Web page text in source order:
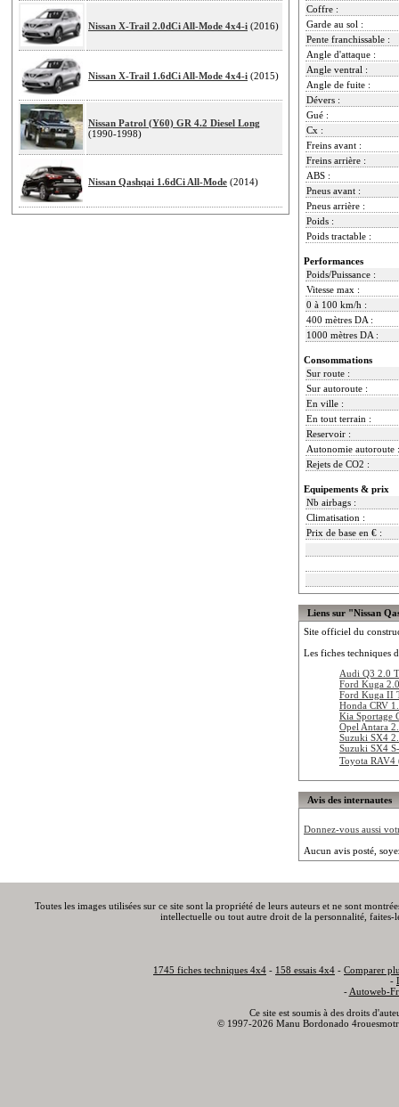
Nissan X-Trail 2.0dCi All-Mode 4x4-i (2016)
Nissan X-Trail 1.6dCi All-Mode 4x4-i (2015)
Nissan Patrol (Y60) GR 4.2 Diesel Long
(1990-1998)
Nissan Qashqai 1.6dCi All-Mode (2014)
Coffre :
Garde au sol :
Pente franchissable :
Angle d'attaque :
Angle ventral :
Angle de fuite :
Dévers :
Gué :
Cx :
Freins avant :
Freins arrière :
ABS :
Pneus avant :
Pneus arrière :
Poids :
Poids tractable :
Performances
Poids/Puissance :
Vitesse max :
0 à 100 km/h :
400 mètres DA :
1000 mètres DA :
Consommations
Sur route :
Sur autoroute :
En ville :
En tout terrain :
Reservoir :
Autonomie autoroute :
Rejets de CO2 :
Equipements & prix
Nb airbags :
Climatisation :
Prix de base en € :
Liens sur "Nissan
Site officiel du
Les fiches techniques
Audi Q3 2.0
Ford Kuga
Ford Kuga II
Honda CRV
Kia Sportage
Opel Antara
Suzuki SX4
Suzuki SX4
Toyota
Avis des internautes
Donnez-vous aussi
Aucun avis posté,
Toutes les images utilisées sur ce site sont la propriété de leurs auteurs et ne sont
intellectuelle ou tout autre droit de la personnalité,
1745 fiches techniques 4x4 - 158 essais 4x4 - Comparer
-
- Autoweb-
Ce site est soumis à des droits
© 1997-2026 Manu Bordonado